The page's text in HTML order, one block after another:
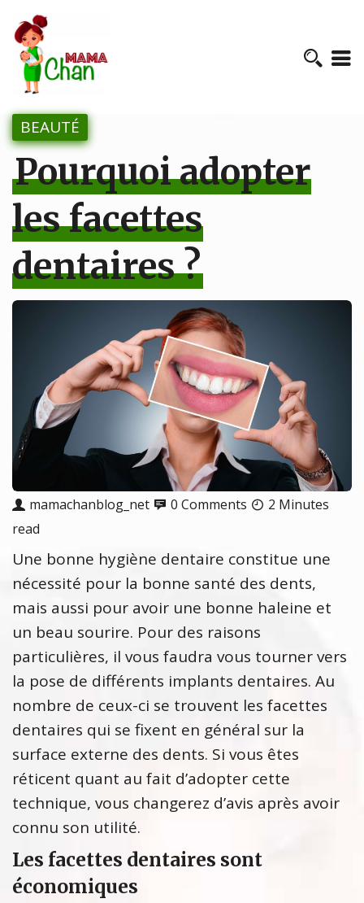
BEAUTÉ
Pourquoi adopter
les facettes
dentaires ?
mamachanblog_net 0 Comments
2 Minutes
read
Une bonne hygiène dentaire constitue une
nécessité pour la bonne santé des dents,
mais aussi pour avoir une bonne haleine et
un beau sourire. Pour des raisons
particulières, il vous faudra vous tourner vers
la pose de différents implants dentaires. Au
nombre de ceux-ci se trouvent les facettes
dentaires qui se fixent en général sur la
surface externe des dents. Si vous êtes
réticent quant au fait d’adopter cette
technique, vous changerez d’avis après avoir
connu son utilité.
Les facettes dentaires sont
économiques